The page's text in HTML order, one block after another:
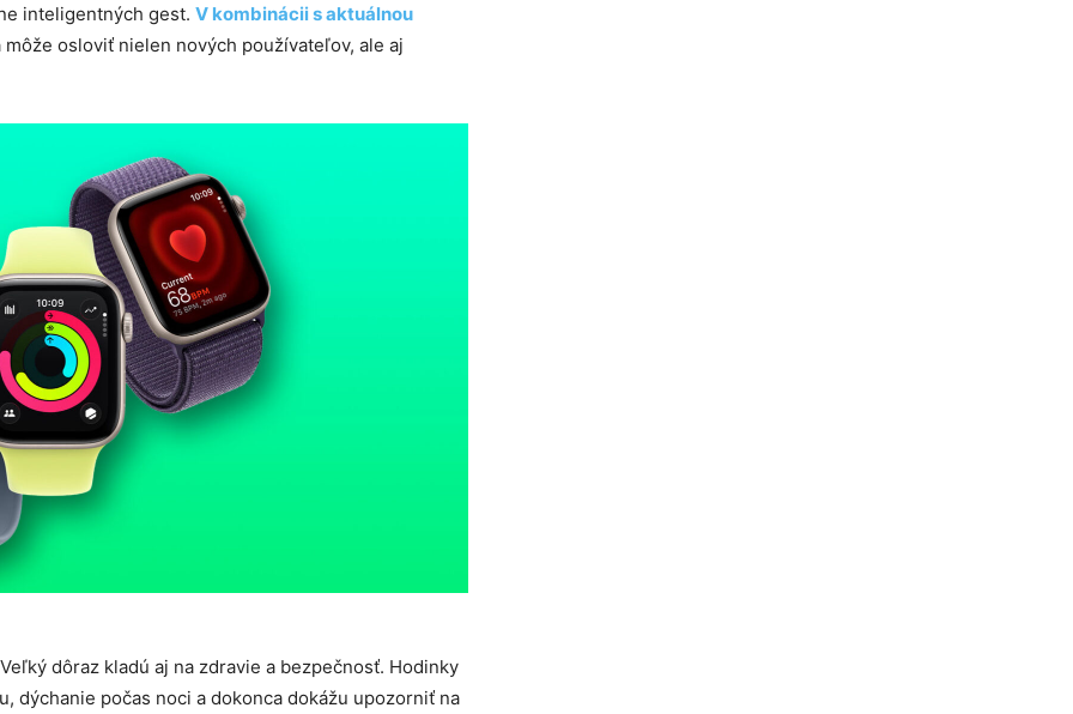
inteligentných gest. V kombinácii s aktuálnou
osloviť nielen nových používateľov, ale aj
dôraz kladú aj na zdravie a bezpečnosť. Hodinky
dýchanie počas noci a dokonca dokážu upozorniť na